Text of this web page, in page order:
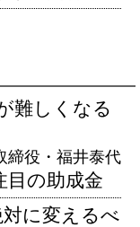
難しくなる
締役・福井泰代
目の助成金
に変えるべ